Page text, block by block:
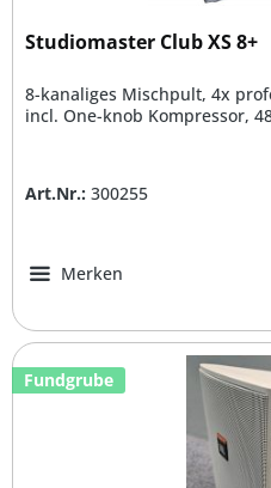
Studiomaster Club XS 8+
8-kanaliges Mischpult, 4x
incl. One-knob Kompressor,
Art.Nr.: 300255
Merken
Fundgrube